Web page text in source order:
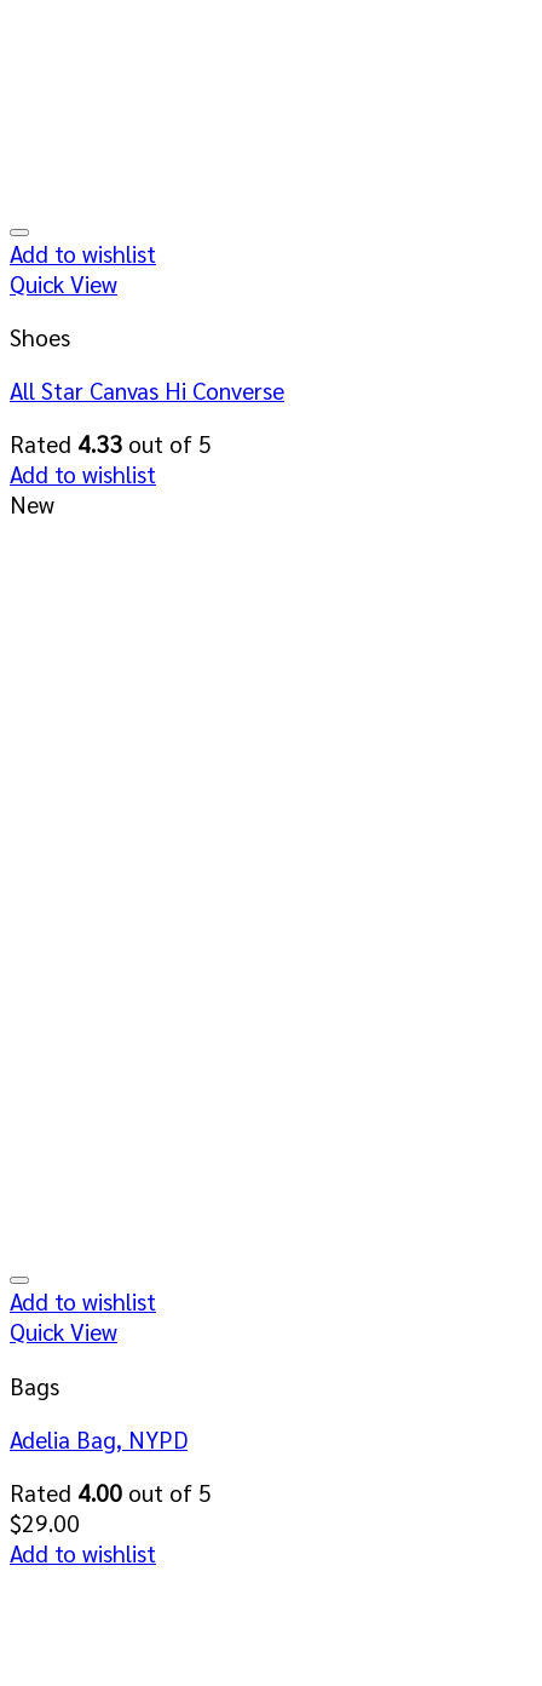
Add to wishlist
Quick View
Shoes
All Star Canvas Hi Converse
Rated 4.33 out of 5
Add to wishlist
New
Add to wishlist
Quick View
Bags
Adelia Bag, NYPD
Rated 4.00 out of 5
$29.00
Add to wishlist